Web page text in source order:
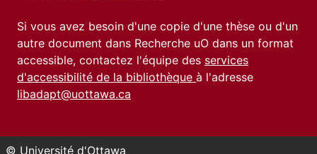
Si vous avez besoin d'une copie d'une thèse ou d'un
autre document dans Recherche uO dans un format
accessible, contactez l'équipe des services
d'accessibilité de la bibliothèque à l'adresse
libadapt@uottawa.ca
© Université d'Ottawa